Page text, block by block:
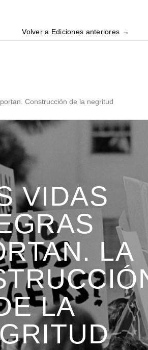
Volver a Ediciones anteriores →
Construcción de la negritud
VIDAS
LA
LA